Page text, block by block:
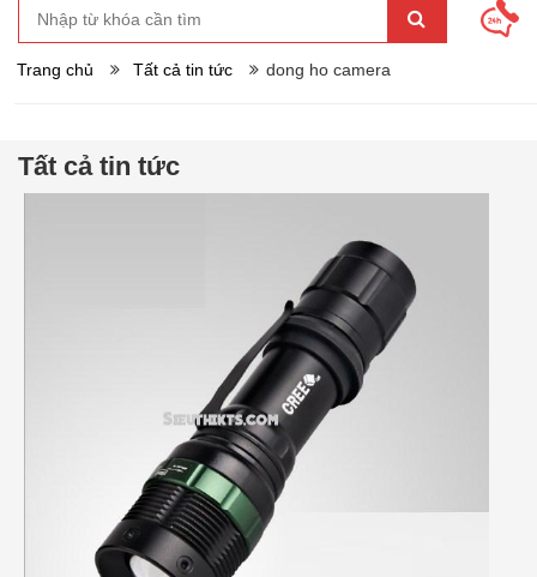
Trang chủ Tất cả tin tức dong ho camera
Tất cả tin tức